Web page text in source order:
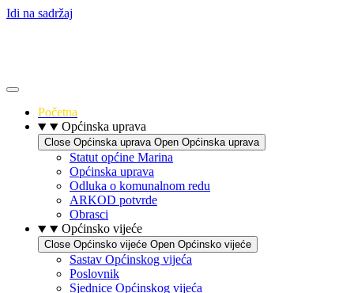
Idi na sadržaj
Početna
Općinska uprava
Close Općinska uprava Open Općinska uprava
Statut općine Marina
Općinska uprava
Odluka o komunalnom redu
ARKOD potvrde
Obrasci
Općinsko vijeće
Close Općinsko vijeće Open Općinsko vijeće
Sastav Općinskog vijeća
Poslovnik
Sjednice Općinskog vijeća